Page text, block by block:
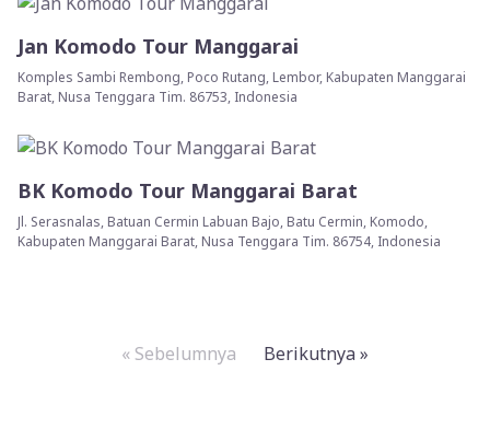
Jan Komodo Tour Manggarai
Komples Sambi Rembong, Poco Rutang, Lembor, Kabupaten Manggarai
Barat, Nusa Tenggara Tim. 86753, Indonesia
BK Komodo Tour Manggarai Barat
Jl. Serasnalas, Batuan Cermin Labuan Bajo, Batu Cermin, Komodo,
Kabupaten Manggarai Barat, Nusa Tenggara Tim. 86754, Indonesia
« Sebelumnya Berikutnya »